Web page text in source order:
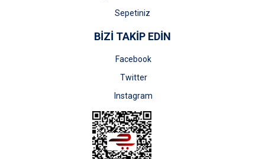
Sepetiniz
BİZİ TAKİP EDİN
Facebook
Twitter
Instagram